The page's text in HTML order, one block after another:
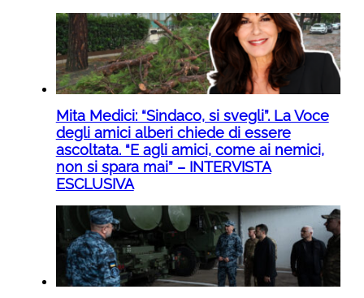
Mita Medici: “Sindaco, si svegli”. La Voce
degli amici alberi chiede di essere
ascoltata. “E agli amici, come ai nemici,
non si spara mai” – INTERVISTA
ESCLUSIVA